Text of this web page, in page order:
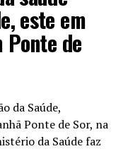
este em
Ponte de
da Saúde,
Ponte de Sor, na
da Saúde faz